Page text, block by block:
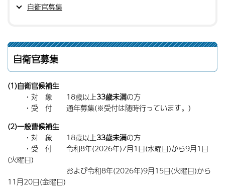
自衛官募集
自衛官募集
(1)自衛官候補生
・対 象 18歳以上33歳未満の方
・受 付 通年募集(※受付は随時行っています。)
(2)一般曹候補生
・対 象 18歳以上33歳未満の方
・受 付 令和8年(2026年)7月1日(水曜日)から9月1日
(火曜日)
および令和8年(2026年)9月15日(火曜日)から
11月20日(金曜日)